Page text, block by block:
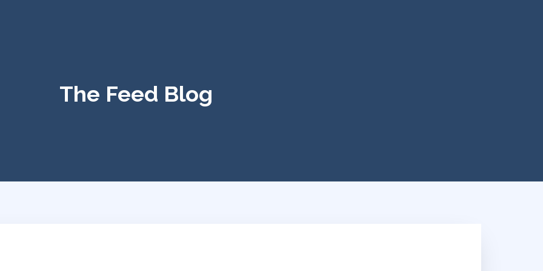
The Feed Blog